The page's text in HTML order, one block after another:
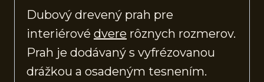
Dubový drevený prah pre
interiérové dvere rôznych rozmerov.
Prah je dodávaný s vyfrézovanou
drážkou a osadeným tesnením.